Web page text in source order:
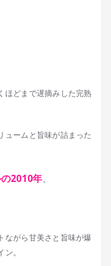
ほどまで遅摘みした完熟
ュームと旨味が詰まった
2010年。
ながら甘美さと旨味が爆
。